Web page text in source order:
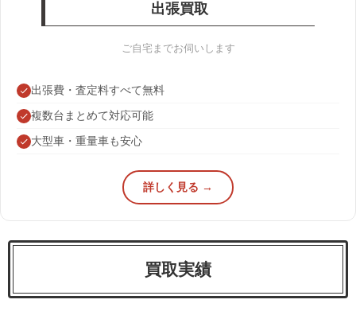
出張買取
ご自宅までお伺いします
出張費・査定料すべて無料
複数台まとめて対応可能
大型車・重量車も安心
詳しく見る →
買取実績